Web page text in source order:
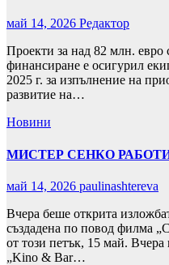
май 14, 2026 Редактор
Проекти за над 82 млн. евро
финансиране е осигурил
2025 г. за изпълнение на
развитие на…
Новини
МИСТЕР СЕНКО
май 14, 2026 paulinashtereva
Вчера беше открита
създадена по повод филма
от този петък, 15 май.
„Kino & Bar…